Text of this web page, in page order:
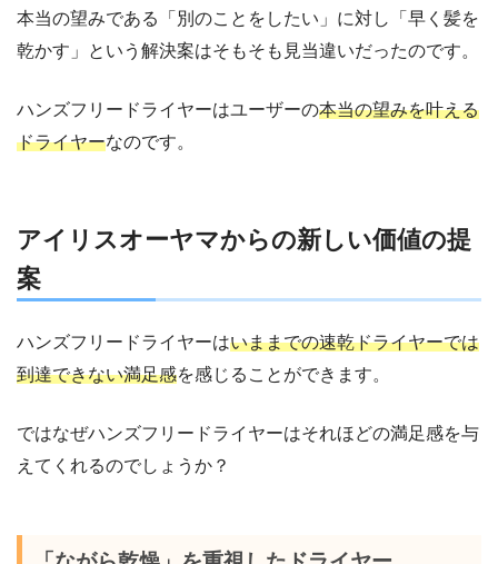
本当の望みである「別のことをしたい」に対し「早く髪を
乾かす」という解決案はそもそも見当違いだったのです。
ハンズフリードライヤーはユーザーの本当の望みを叶える
ドライヤーなのです。
アイリスオーヤマからの新しい価値の提
案
ハンズフリードライヤーはいままでの速乾ドライヤーでは
到達できない満足感を感じることができます。
ではなぜハンズフリードライヤーはそれほどの満足感を与
えてくれるのでしょうか？